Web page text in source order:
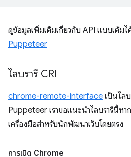
ดูข้อมูลเพิ่มเติมเกี่ยวกับ API แบบเต็มไ
Puppeteer
ไลบรารี CRI
chrome-remote-interface เป็นไล
Puppeteer เราขอแนะนำไลบรารีนี้หา
เครื่องมือสำหรับนักพัฒนาเว็บโดยตรง
การเปิด Chrome